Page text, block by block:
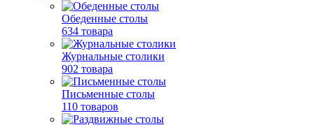
Обеденные столы
634 товара
Журнальные столики
902 товара
Письменные столы
110 товаров